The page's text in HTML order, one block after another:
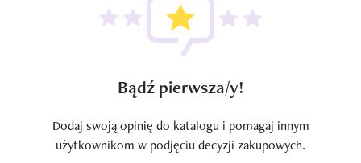
Bądź pierwsza/y!
Dodaj swoją opinię do katalogu i pomagaj innym
użytkownikom w podjęciu decyzji zakupowych.